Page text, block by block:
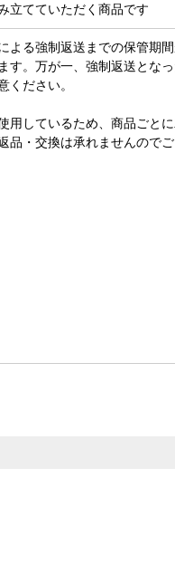
立てていただく商品です
よる強制返送までの保管期
す。万が一、強制返送とな
ください。
用しているため、商品ごと
品・交換は承れませんのでご